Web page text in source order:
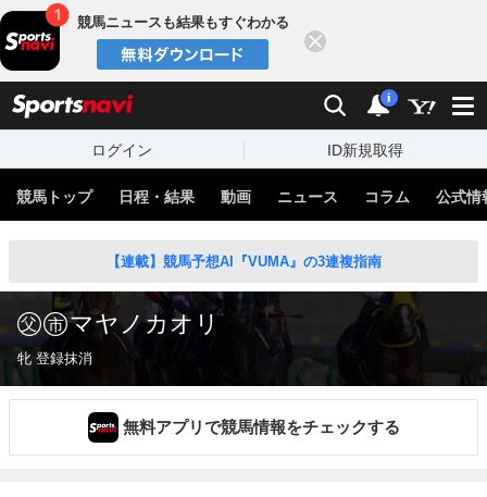
競馬ニュースも結果もすぐわかる
検索 通知
i
ログイン ID新規取得
競馬トップ 日程・結果 動画 ニュース コラム 公式情
【連載】競馬予想AI『VUMA』の3連複指南
マヤノカオリ
牝 登録抹消
無料アプリで競馬情報をチェックする